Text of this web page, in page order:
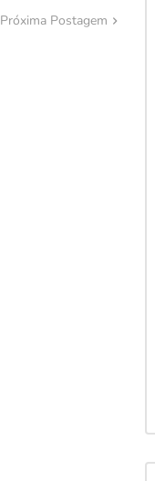
Próxima Postagem